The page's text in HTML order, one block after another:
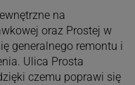
na
oraz Prostej w
generalnego remontu i
Ulica Prosta
czemu poprawi się